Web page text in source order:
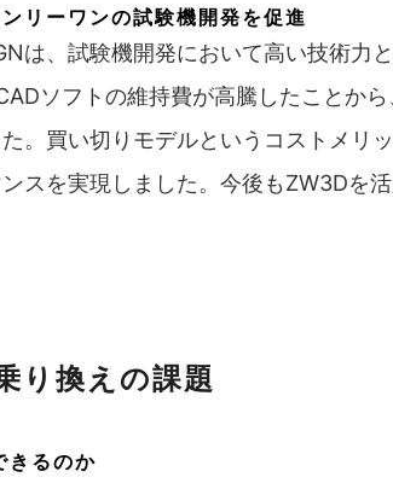
リーワンの試験機開発を促進
は、試験機開発において高い技術力
ソフトの維持費が高騰したことか
。買い切りモデルというコストメリ
スを実現しました。今後もZW3Dを
り換えの課題
きるのか